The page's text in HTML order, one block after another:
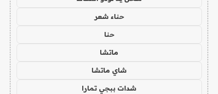
حناء شعر
حنا
ماتشا
شاي ماتشا
شدات ببجي تمارا